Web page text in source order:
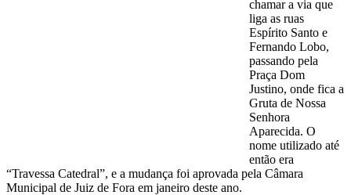
chamar a via que
liga as ruas
Espírito Santo e
Fernando Lobo,
passando pela
Praça Dom
Justino, onde fica a
Gruta de Nossa
Senhora
Aparecida. O
nome utilizado até
então era
“Travessa Catedral”, e a mudança foi aprovada pela Câmara
Municipal de Juiz de Fora em janeiro deste ano.